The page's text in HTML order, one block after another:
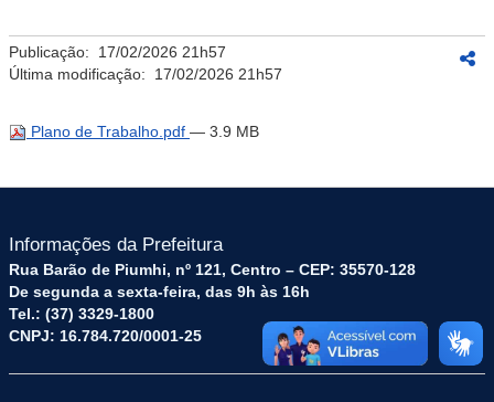
Publicação: 17/02/2026 21h57
Última modificação: 17/02/2026 21h57
Plano de Trabalho.pdf — 3.9 MB
Informações da Prefeitura
Rua Barão de Piumhi, nº 121, Centro – CEP: 35570-128
De segunda a sexta-feira, das 9h às 16h
Tel.: (37) 3329-1800
CNPJ: 16.784.720/0001-25